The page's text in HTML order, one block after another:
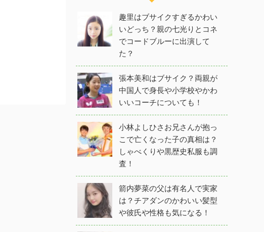
趣里はブサイクすぎるかわい
いどっち？親の七光りとコネ
でコードブルーに出演して
た？
張本美和はブサイク？両親が
中国人で身長や小学校やかわ
いいコーチについても！
小林よしひさお兄さんが抱っ
こで亡くなった子の真相は？
しゃべくりや黒歴史私服も調
査！
箭内夢菜の父は有名人で実家
は？チアダンのかわいい髪型
や彼氏や性格も気になる！